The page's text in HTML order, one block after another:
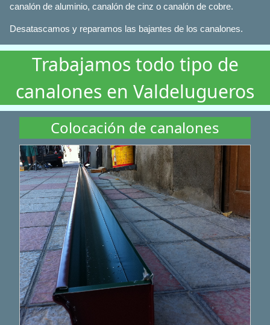
canalón de aluminio, canalón de cinz o canalón de cobre.
Desatascamos y reparamos las bajantes de los canalones.
Trabajamos todo tipo de
canalones en Valdelugueros
Colocación de canalones